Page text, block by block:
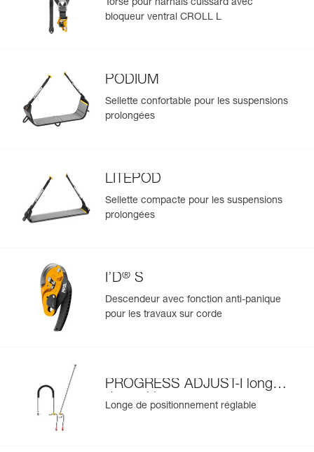
Torse pour harnais cuissard avec
bloqueur ventral CROLL L
PODIUM
Sellette confortable pour les suspensions
prolongées
LITEPOD
Sellette compacte pour les suspensions
prolongées
I’D® S
Descendeur avec fonction anti-panique
pour les travaux sur corde
PROGRESS ADJUST-I longe
de positionnement
Longe de positionnement réglable